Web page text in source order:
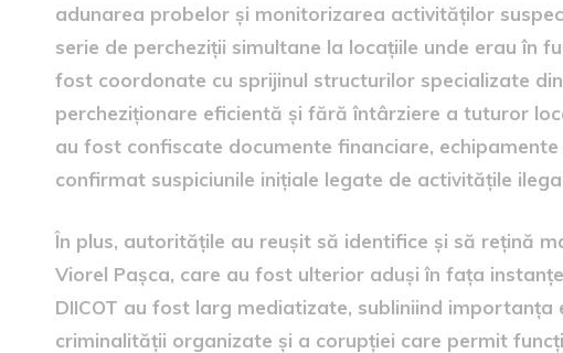
adunarea probelor și monitorizarea activităților
serie de percheziții simultane la locațiile unde erau în
fost coordonate cu sprijinul structurilor specializate
percheziționare eficientă și fără întârziere a tuturor
au fost confiscate documente financiare,
confirmat suspiciunile inițiale legate de activitățile
În plus, autoritățile au reușit să identifice și să rețină
Viorel Pașca, care au fost ulterior aduși în fața
DIICOT au fost larg mediatizate, subliniind
criminalității organizate și a corupției care permit